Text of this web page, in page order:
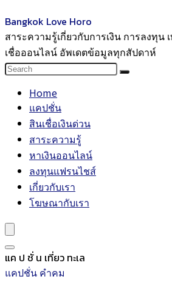
Bangkok Love Horo
สาระความรู้เกี่ยวกับการเงิน การลงทุ
เชื่อออนไลน์ อัพเดตข้อมูลทุกสัปดาห์
Home
แคปชั่น
สินเชื่อเงินด่วน
สาระความรู้
หาเงินออนไลน์
ลงทุนแฟรนไชส์
เกี่ยวกับเรา
โฆษณากับเรา
แค ป ชั่ น เที่ยว ทะเล
แคปชั่น คำคม